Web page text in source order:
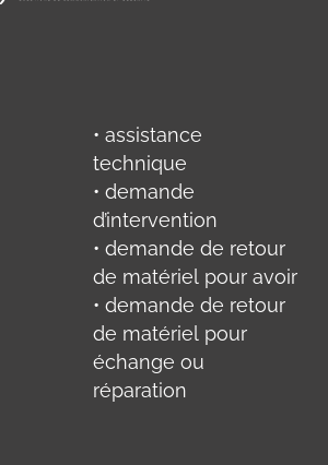
• assistance
technique
• demande
d’intervention
• demande de retour
de matériel pour avoir
• demande de retour
de matériel pour
échange ou
réparation